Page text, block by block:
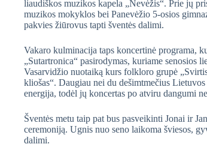
liaudiškos muzikos kapela „Nevėžis“. Prie jų
muzikos mokyklos bei Panevėžio 5-osios
pakvies žiūrovus tapti šventės dalimi.
Vakaro kulminacija taps koncertinė programa,
„Sutartronica“ pasirodymas, kuriame senosios
Vasarvidžio nuotaiką kurs folkloro grupė
kliošas“. Daugiau nei du dešimtmečius
energija, todėl jų koncertas po atviru dangumi
Šventės metu taip pat bus pasveikinti Jonai ir
ceremoniją. Ugnis nuo seno laikoma šviesos,
dalimi.